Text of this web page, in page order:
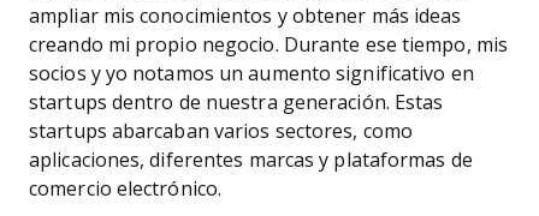
ampliar mis conocimientos y obtener más ideas
creando mi propio negocio. Durante ese tiempo, mis
socios y yo notamos un aumento significativo en
startups dentro de nuestra generación. Estas
startups abarcaban varios sectores, como
aplicaciones, diferentes marcas y plataformas de
comercio electrónico.